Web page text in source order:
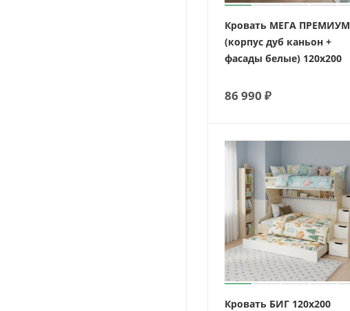
Кровать МЕГА ПРЕМИУМ
(корпус дуб каньон +
фасады белые) 120х200
86 990 ₽
Кровать БИГ 120х200